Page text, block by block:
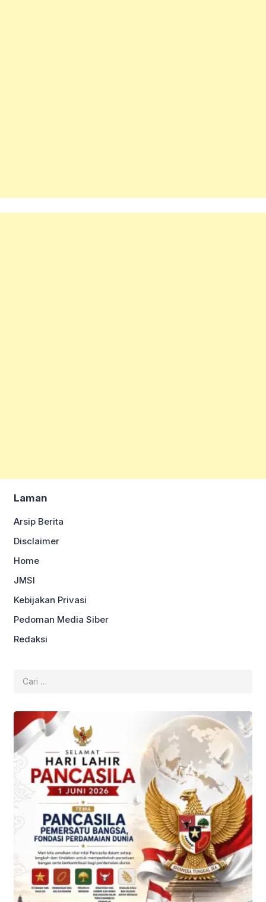
Laman
Arsip Berita
Disclaimer
Home
JMSI
Kebijakan Privasi
Pedoman Media Siber
Redaksi
untuk: